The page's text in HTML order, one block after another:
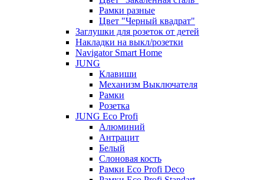
Рамки разные
Цвет "Черный квадрат"
Заглушки для розеток от детей
Накладки на выкл/розетки
Navigator Smart Home
JUNG
Клавиши
Механизм Выключателя
Рамки
Розетка
JUNG Eco Profi
Алюминий
Антрацит
Белый
Слоновая кость
Рамки Eco Profi Deco